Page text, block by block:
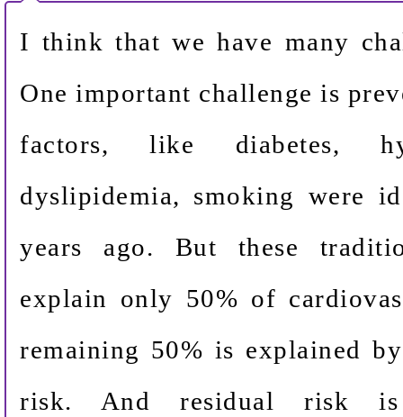
I think that we have many
One important challenge is
factors, like diabetes,
dyslipidemia, smoking were
years ago. But these
explain only 50% of
remaining 50% is explained
risk. And residual risk